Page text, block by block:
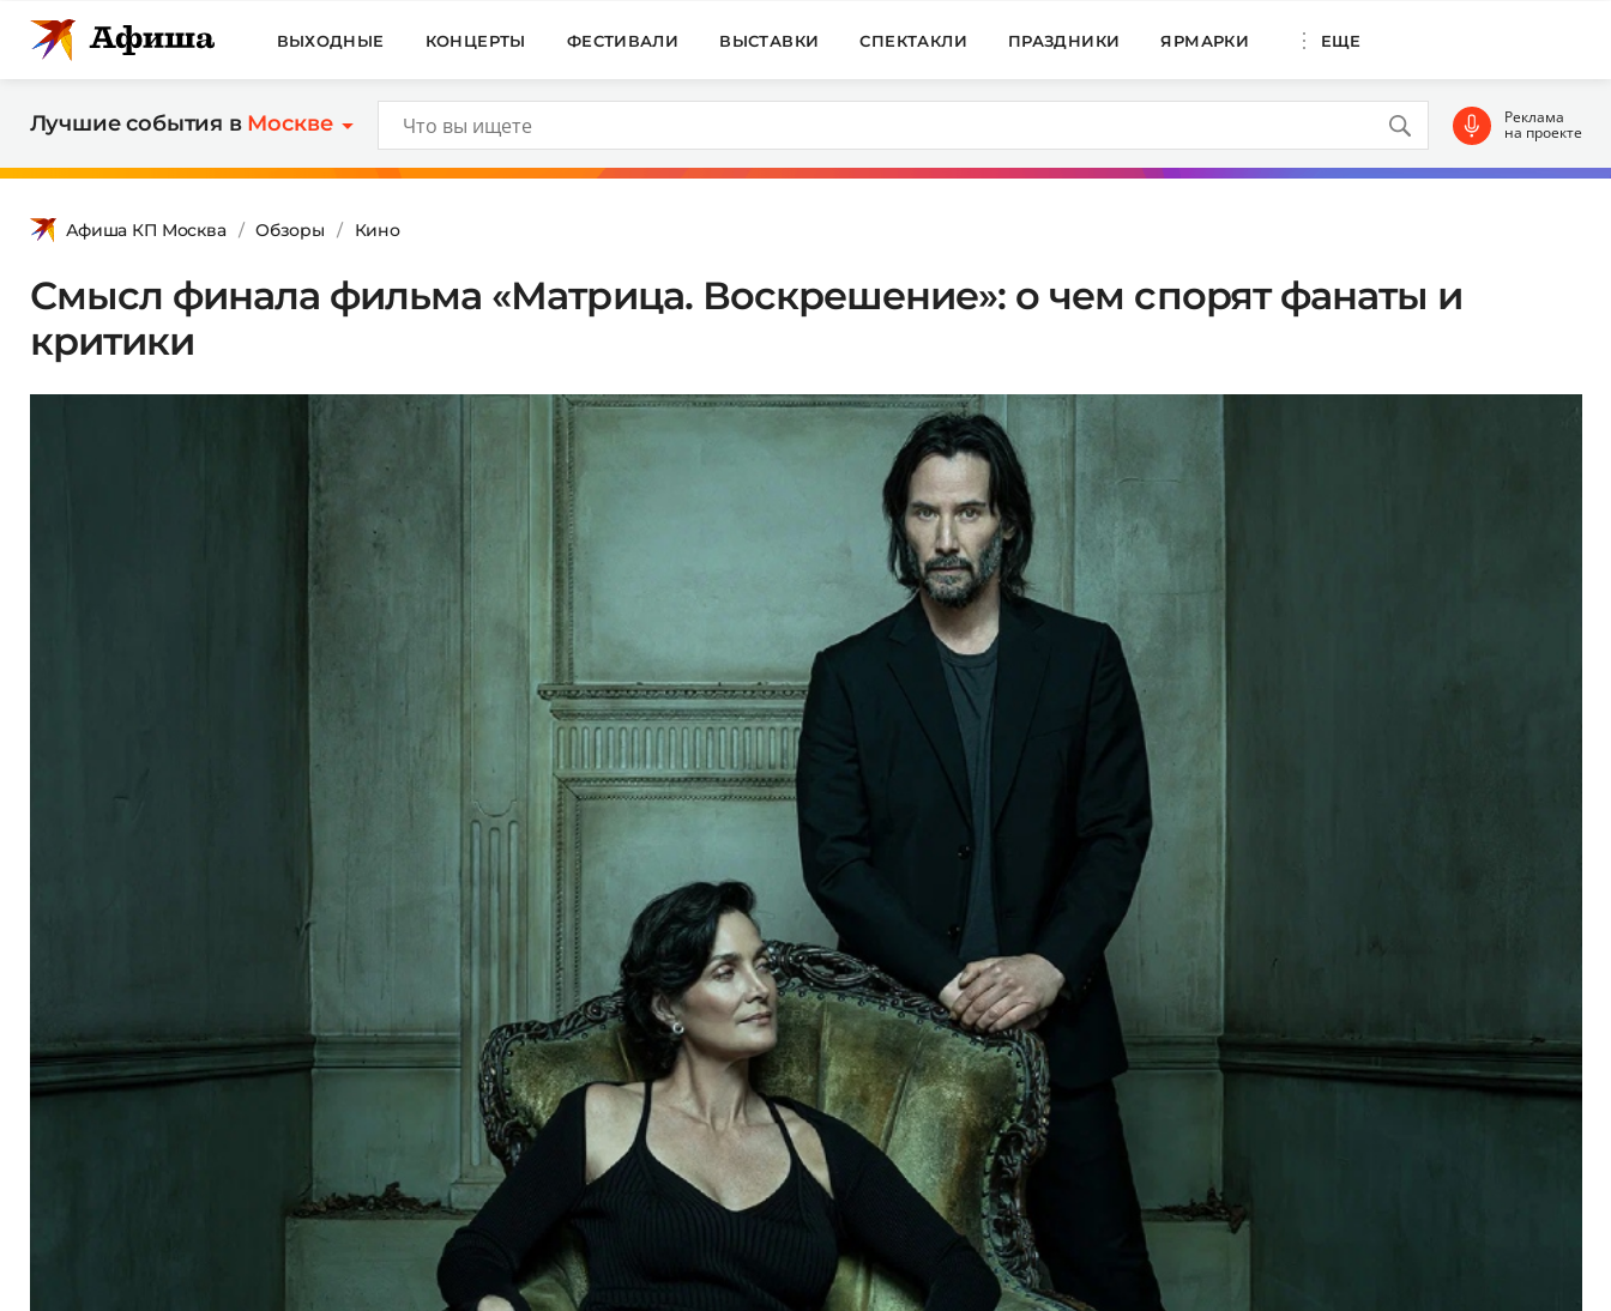
ВЫХОДНЫЕ КОНЦЕРТЫ ФЕСТИВАЛИ ВЫСТАВКИ СПЕКТАКЛИ ПРАЗДНИКИ ЯРМАРКИ ЕЩЕ
Лучшие события в Москве Реклама
на проекте
Афиша КП Москва Обзоры Кино
Смысл финала фильма «Матрица. Воскрешение»: о чем спорят фанаты и
критики